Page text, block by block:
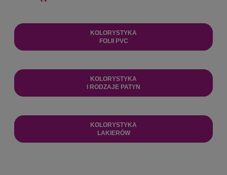
KOLORYSTYKA
FOLII PVC
KOLORYSTYKA
I RODZAJE PATYN
KOLORYSTYKA
LAKIERÓW